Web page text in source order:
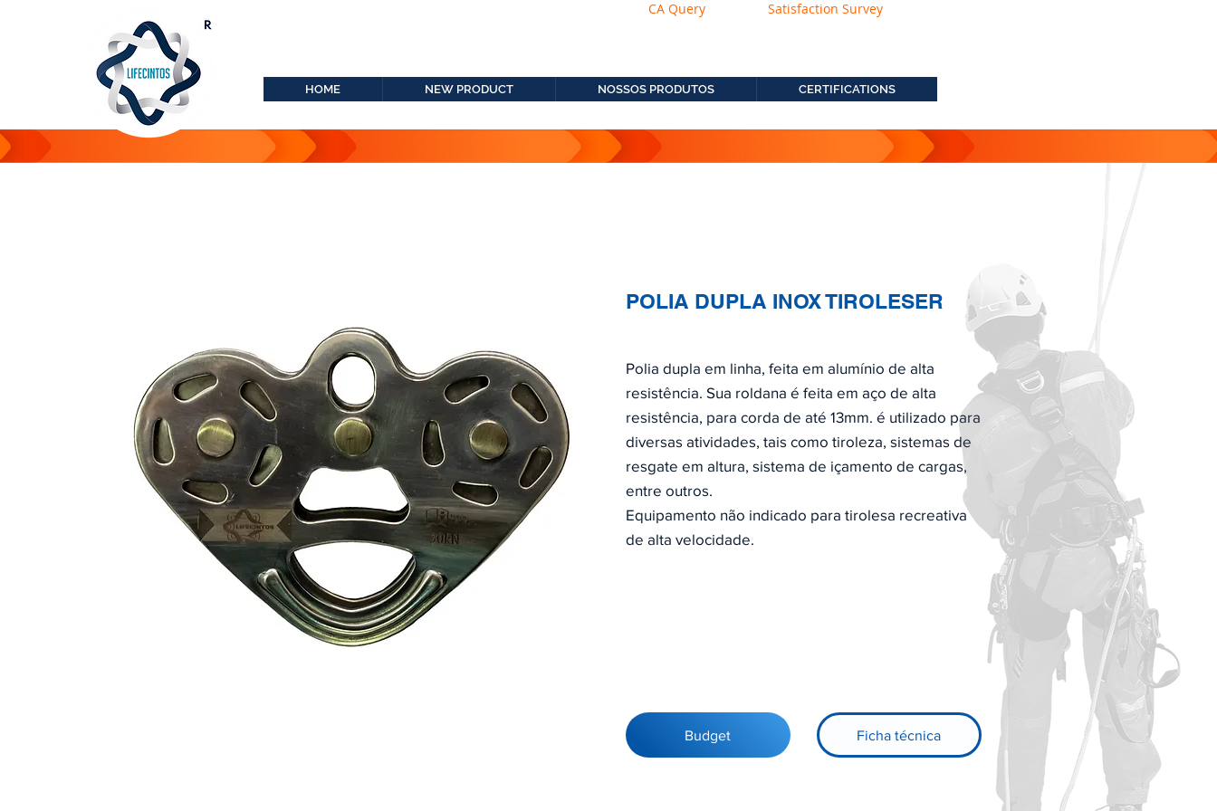
HOME NEW PRODUCT NOSSOS PRODUTOS CERTIFICATIONS
CA Query Satisfaction Survey
Ficha técnica
Budget
Polia dupla em linha, feita em alumínio de alta
resistência. Sua roldana é feita em aço de alta
resistência, para corda de até 13mm. é utilizado para
diversas atividades, tais como tiroleza, sistemas de
resgate em altura, sistema de içamento de cargas,
entre outros.
Equipamento não indicado para tirolesa recreativa
de alta velocidade.
POLIA DUPLA INOX TIROLESER